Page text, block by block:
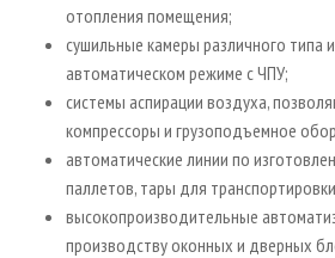
отопления помещения;
сушильные камеры различного
автоматическом режиме с ЧПУ;
системы аспирации воздуха,
компрессоры и грузоподъемное
автоматические линии по
паллетов, тары для
высокопроизводительные
производству оконных и дверных